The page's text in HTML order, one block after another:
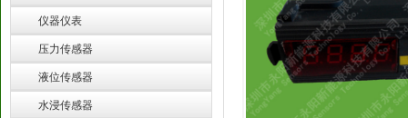
仪器仪表
压力传感器
液位传感器
水浸传感器